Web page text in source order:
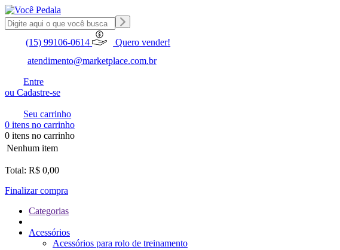
(15) 99106-0614
Quero vender!
atendimento@marketplace.com.br
Entre
ou Cadastre-se
Seu carrinho
0 itens no carrinho
0 itens no carrinho
Nenhum item
Total: R$ 0,00
Finalizar compra
Categorias
Acessórios
Acessórios para rolo de treinamento